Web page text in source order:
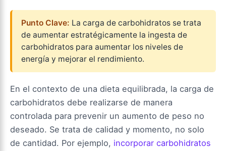
Punto Clave: La carga de carbohidratos se trata
de aumentar estratégicamente la ingesta de
carbohidratos para aumentar los niveles de
energía y mejorar el rendimiento.
En el contexto de una dieta equilibrada, la carga de
carbohidratos debe realizarse de manera
controlada para prevenir un aumento de peso no
deseado. Se trata de calidad y momento, no solo
de cantidad. Por ejemplo, incorporar carbohidratos